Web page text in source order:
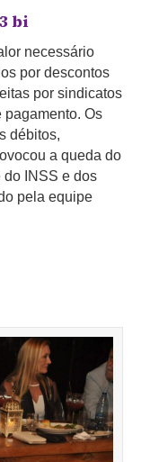
bi
necessário
por descontos
por sindicatos
pagamento. Os
débitos,
a queda do
do INSS e dos
pela equipe